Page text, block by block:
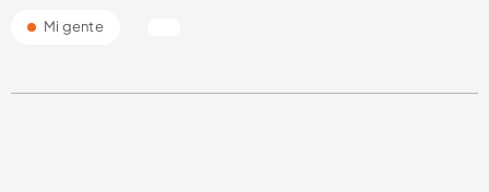
Mi gente